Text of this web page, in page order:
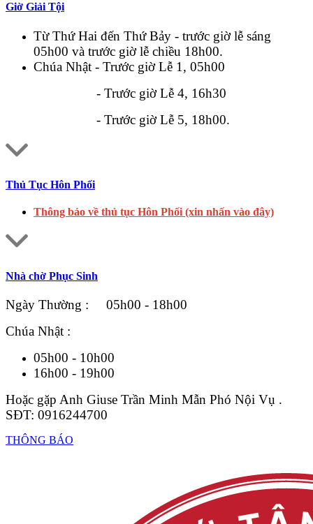
Giờ Giải Tội
Từ Thứ Hai đến Thứ Bảy - trước giờ lễ sáng
05h00 và trước giờ lễ chiều 18h00.
Chúa Nhật - Trước giờ Lễ 1, 05h00
- Trước giờ Lễ 4, 16h30
- Trước giờ Lễ 5, 18h00.
Thủ Tục Hôn Phối
Thông báo về thủ tục Hôn Phối (xin nhấn vào đây)
Nhà chờ Phục Sinh
Ngày Thường : 05h00 - 18h00
Chúa Nhật :
05h00 - 10h00
16h00 - 19h00
Hoặc gặp Anh Giuse Trần Minh Mẫn Phó Nội Vụ .
SĐT: 0916244700
THÔNG BÁO